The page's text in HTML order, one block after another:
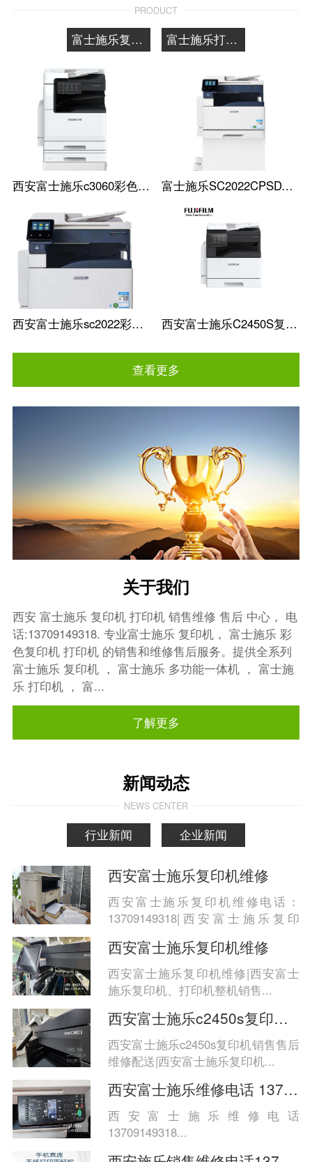
PRODUCT
富士施乐复印机 富士施乐打印机
西安富士施乐c3060彩色复印机 富士施乐SC2022CPSDA A3彩色复印机
西安富士施乐sc2022彩色复印机批发 西安富士施乐C2450S复印机A3A4办公一体
查看更多
关于我们
西安 富士施乐 复印机 打印机 销售维修 售后 中心， 电
话:13709149318. 专业富士施乐 复印机， 富士施乐 彩
色复印机 打印机 的销售和维修售后服务。提供全系列
富士施乐 复印机 ， 富士施乐 多功能一体机 ， 富士施
乐 打印机 ， 富...
了解更多
新闻动态
NEWS CENTER
行业新闻 企业新闻
西安富士施乐复印机维修
西安富士施乐复印机维修电话：
13709149318|西安富士施乐复印
西安富士施乐复印机维修
西安富士施乐复印机维修|西安富士
施乐复印机、打印机整机销售...
西安富士施乐c2450s复印机销售售后维修配
西安富士施乐c2450s复印机销售售后
维修配送|西安富士施乐复印机...
西安富士施乐维修电话 13709149318
西安富士施乐维修电话
13709149318...